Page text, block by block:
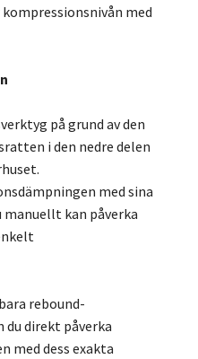
med
på grund av den
i den nedre delen
med sina
kan påverka
rebound-
du direkt påverka
med dess exakta